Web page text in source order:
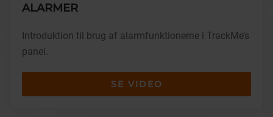
ALARMER
Introduktion til brug af alarmfunktionerne i TrackMe’s
panel.
SE VIDEO